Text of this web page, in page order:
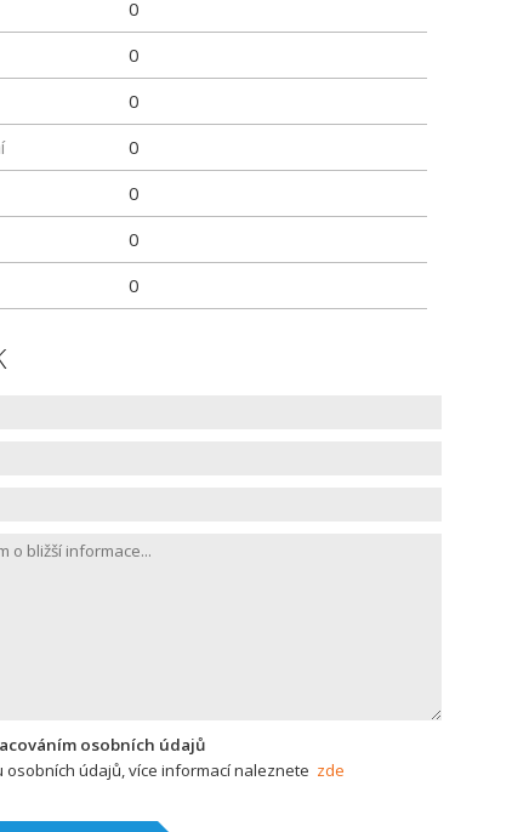
0
0
0
0
0
0
0
osobních údajů
osobních údajů, více informací naleznete zde